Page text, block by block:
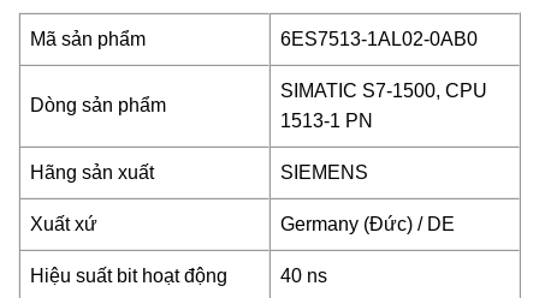
Mã sản phẩm 6ES7513-1AL02-0AB0
Dòng sản phẩm
SIMATIC S7-1500, CPU
1513-1 PN
Hãng sản xuất SIEMENS
Xuất xứ Germany (Đức) / DE
Hiệu suất bit hoạt động 40 ns